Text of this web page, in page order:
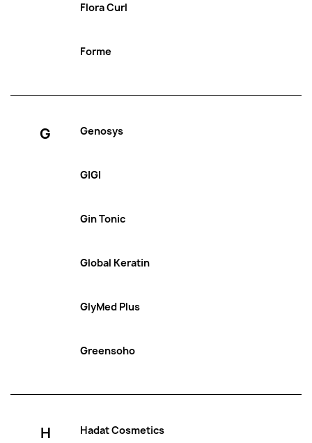
Flora Curl
Forme
G Genosys
GIGI
Gin Tonic
Global Keratin
GlyMed Plus
Greensoho
H Hadat Cosmetics